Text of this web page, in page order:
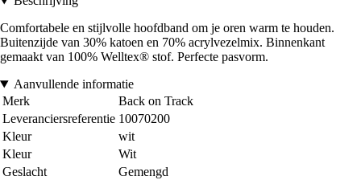
Comfortabele en stijlvolle hoofdband om je oren warm te houden.
Buitenzijde van 30% katoen en 70% acrylvezelmix. Binnenkant
gemaakt van 100% Welltex® stof. Perfecte pasvorm.
Aanvullende informatie
Merk
Back on Track
Leveranciersreferentie 10070200
Kleur
wit
Kleur
Wit
Geslacht
Gemengd